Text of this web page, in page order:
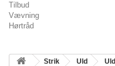
Tilbud
Vævning
Hørtråd
Strik Uld Uld